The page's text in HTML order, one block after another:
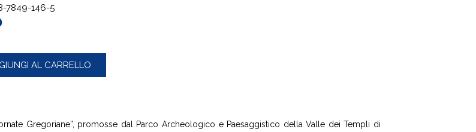
7849-146-5
AL CARRELLO
Gregoriane”, promosse dal Parco Archeologico e Paesaggistico della Valle dei Templi di